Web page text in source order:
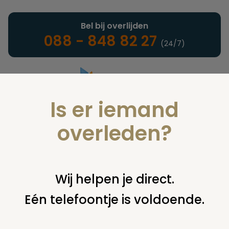
Landelijke uitvaartonderneming
Bel bij overlijden
088 - 848 82 27 (24/7)
U bent hier: home juridisch overige wilsbeschikking
voorbeeldtekst volmacht bij wilsonbekwaamheid 1
Is er iemand
overleden?
Wij helpen je direct.
Eén telefoontje is voldoende.